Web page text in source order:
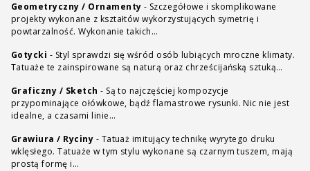
Geometryczny / Ornamenty - Szczegółowe i skomplikowane
projekty wykonane z kształtów wykorzystujących symetrię i
powtarzalność. Wykonanie takich…
Gotycki - Styl sprawdzi się wśród osób lubiących mroczne klimaty.
Tatuaże te zainspirowane są naturą oraz chrześcijańską sztuką…
Graficzny / Sketch - Są to najczęściej kompozycje
przypominające ołówkowe, bądź flamastrowe rysunki. Nic nie jest
idealne, a czasami linie…
Grawiura / Ryciny - Tatuaż imitujący technikę wyrytego druku
wklęsłego. Tatuaże w tym stylu wykonane są czarnym tuszem, mają
prostą formę i…